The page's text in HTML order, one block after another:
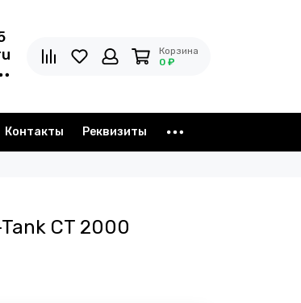
Корзина
0 ₽
Контакты Реквизиты
CT 2000